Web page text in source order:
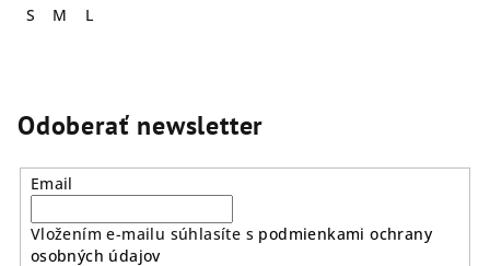
S
M L
Odoberať newsletter
Email
Vložením e-mailu súhlasíte s podmienkami ochrany
osobných údajov